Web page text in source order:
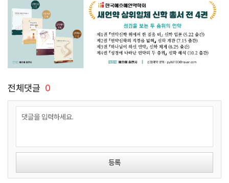
전체댓글 0
등록